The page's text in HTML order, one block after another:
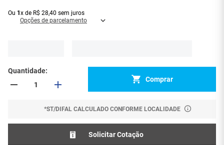
Ou 1 x de R$ 28,40 sem juros
Opções de parcelamento
Quantidade
Comprar
*ST/DIFAL CALCULADO CONFORME LOCALIDADE
Solicitar Cotação